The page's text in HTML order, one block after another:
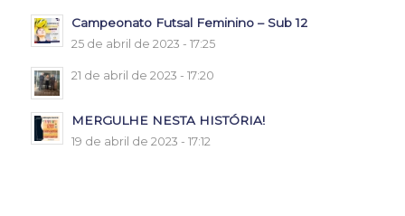
Campeonato Futsal Feminino – Sub 12
25 de abril de 2023 - 17:25
21 de abril de 2023 - 17:20
MERGULHE NESTA HISTÓRIA!
19 de abril de 2023 - 17:12